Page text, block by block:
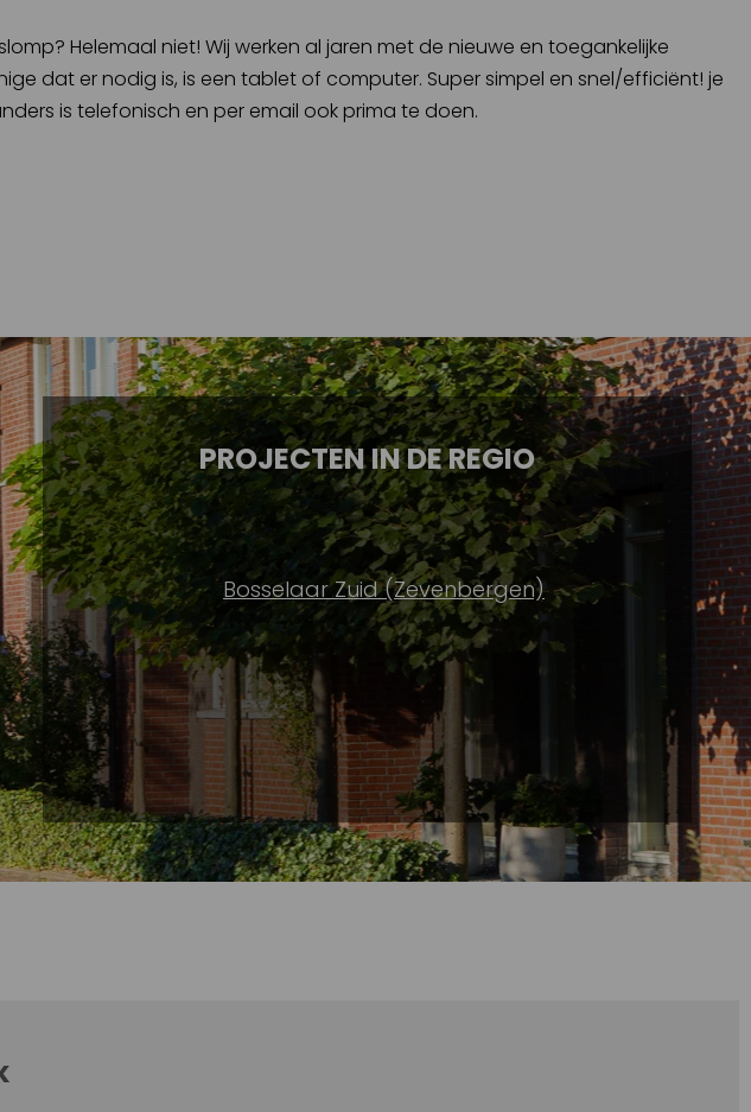
Helemaal niet! Wij werken al jaren met de nieuwe en toegankelijke
dat er nodig is, is een tablet of computer. Super simpel en snel/efficiënt! je
is telefonisch en per email ook prima te doen.
PROJECTEN IN DE REGIO
Bosselaar Zuid (Zevenbergen)